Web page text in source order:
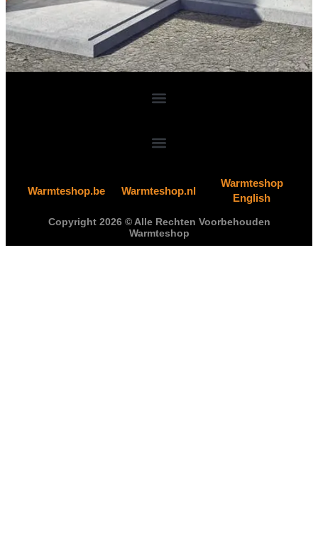
Warmteshop.be Warmteshop.nl
Warmteshop
English
Copyright 2026 © Alle Rechten Voorbehouden
Warmteshop